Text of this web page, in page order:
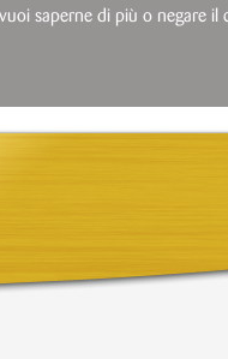
saperne di più o negare